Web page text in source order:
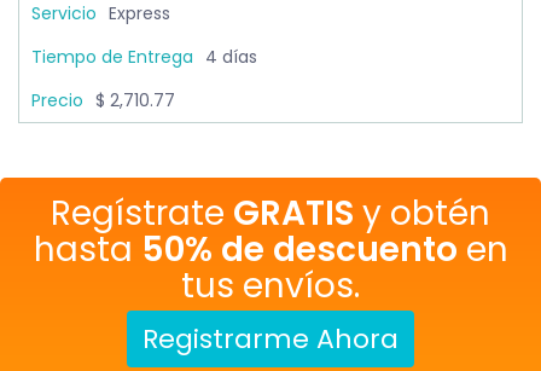
Express
4 días
$ 2,710.77
Regístrate GRATIS y obtén
hasta 50% de descuento en
tus envíos.
Registrarme Ahora